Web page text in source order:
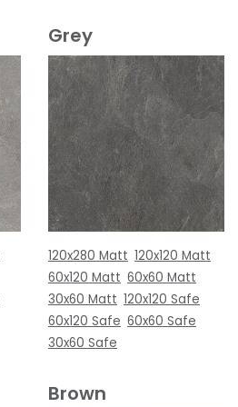
Grey
120x280 Matt 120x120 Matt
60x120 Matt 60x60 Matt
30x60 Matt 120x120 Safe
60x120 Safe 60x60 Safe
30x60 Safe
Brown